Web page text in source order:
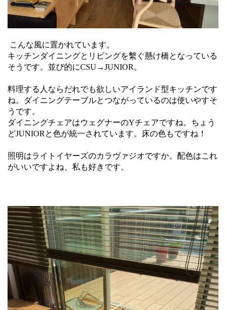
こんな風に置かれています。
キッチンダイニングとリビングを繫ぐ懸け橋となっている
そうです。並び的にCSU→JUNIOR。
料理する人ならだれでも欲しいアイランド型キッチンです
ね。ダイニングテーブルとつながっているのは使いやすそ
うです。
ダイニングチェアはウェグナーのYチェアですね。ちょう
どJUNIORと色が統一されています。床の色もですね！
照明はライトイヤーズのカラヴァジオですか。配色はこれ
がいいですよね、私も好きです。